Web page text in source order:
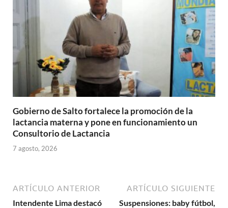
Gobierno de Salto fortalece la promoción de la
lactancia materna y pone en funcionamiento un
Consultorio de Lactancia
7 agosto, 2026
ARTÍCULO ANTERIOR
Intendente Lima destacó
ARTÍCULO SIGUIENTE
Suspensiones: baby fútbol,